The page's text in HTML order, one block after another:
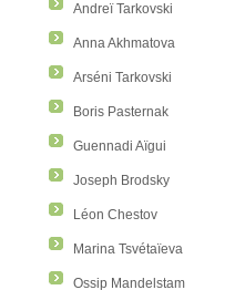
Andreï Tarkovski
Anna Akhmatova
Arséni Tarkovski
Boris Pasternak
Guennadi Aïgui
Joseph Brodsky
Léon Chestov
Marina Tsvétaïeva
Ossip Mandelstam